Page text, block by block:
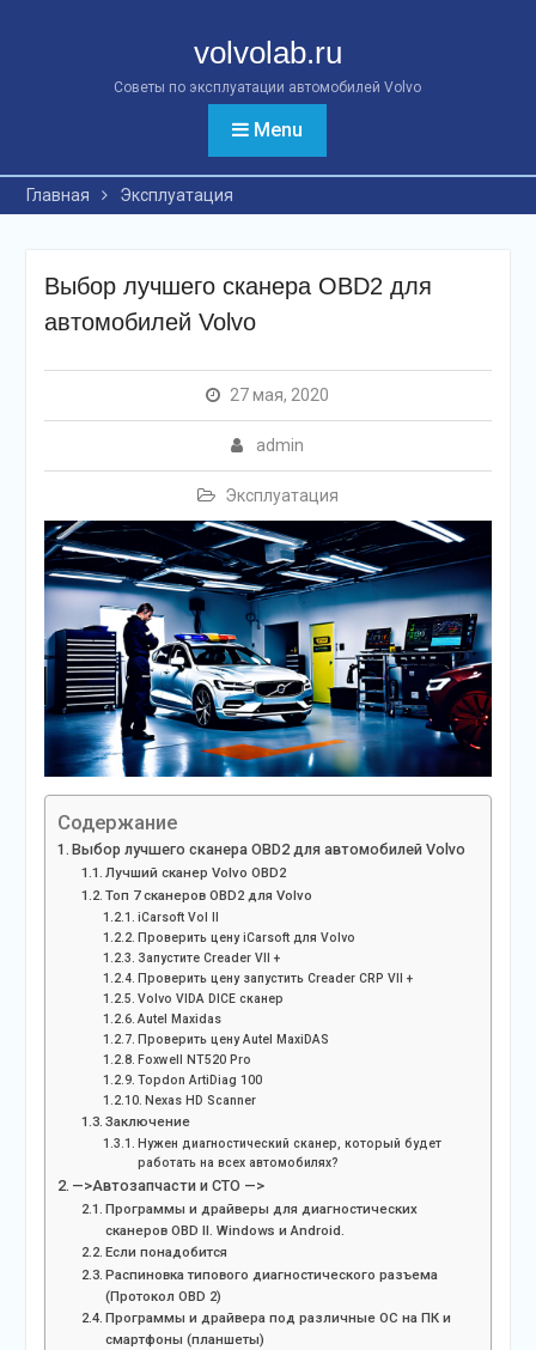
volvolab.ru
Советы по эксплуатации автомобилей Volvo
Menu
Главная Эксплуатация
Выбор лучшего сканера OBD2 для
автомобилей Volvo
27 мая, 2020
admin
Эксплуатация
Содержание
Выбор лучшего сканера OBD2 для автомобилей Volvo
Лучший сканер Volvo OBD2
Топ 7 сканеров OBD2 для Volvo
iCarsoft Vol II
Проверить цену iCarsoft для Volvo
Запустите Creader VII +
Проверить цену запустить Creader CRP VII +
Volvo VIDA DICE сканер
Autel Maxidas
Проверить цену Autel MaxiDAS
Foxwell NT520 Pro
Topdon ArtiDiag 100
Nexas HD Scanner
Заключение
Нужен диагностический сканер, который будет
работать на всех автомобилях?
—>Автозапчасти и СТО —>
Программы и драйверы для диагностических
сканеров OBD II. Windows и Android.
Если понадобится
Распиновка типового диагностического разъема
(Протокол OBD 2)
Программы и драйвера под различные ОС на ПК и
смартфоны (планшеты)